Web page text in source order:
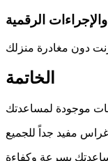
الرقمية
الخاتمة